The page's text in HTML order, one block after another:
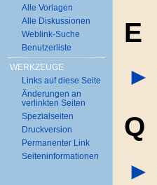
E
►
Q
►
Alle Vorlagen
Alle Diskussionen
Weblink-Suche
Benutzerliste
WERKZEUGE
Links auf diese Seite
Änderungen an
verlinkten Seiten
Spezialseiten
Druckversion
Permanenter Link
Seiten­informationen